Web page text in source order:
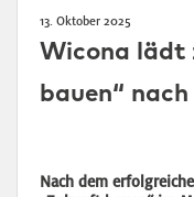
13. Oktober 2025
Wicona lädt
bauen“
Nach dem